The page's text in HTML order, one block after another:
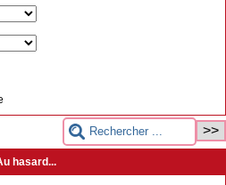
hasard...